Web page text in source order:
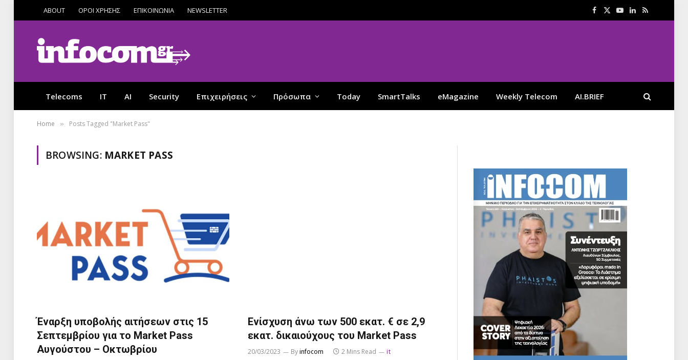
ABOUT ΟΡΟΙ ΧΡΗΣΗΣ ΕΠΙΚΟΙΝΩΝΙΑ NEWSLETTER Facebook
X
YouTube
LinkedIn
RSS
Telecoms IT AI Security Επιχειρήσεις Πρόσωπα Today SmartTalks eMagazine Weekly Telecom AI.BRIEF
Home » Posts Tagged "Market Pass"
BROWSING: MARKET PASS
Έναρξη υποβολής αιτήσεων στις 15
Σεπτεμβρίου για το Market Pass
Αυγούστου – Οκτωβρίου
Ενίσχυση άνω των 500 εκατ. € σε 2,9
εκατ. δικαιούχους του Market Pass
20/03/2023 Byinfocom 2 Mins Read it